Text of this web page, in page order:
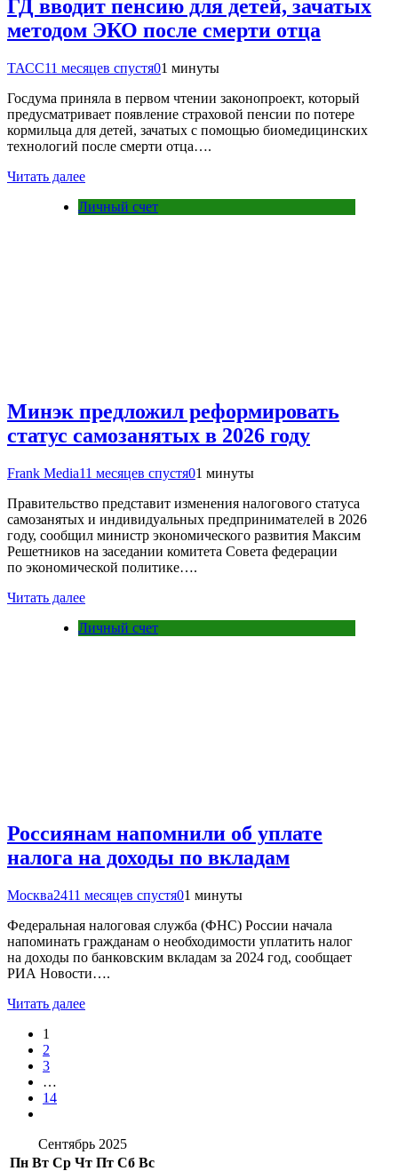
ГД вводит пенсию для детей, зачатых
методом ЭКО после смерти отца
ТАСС11 месяцев спустя01 минуты
Госдума приняла в первом чтении законопроект, который
предусматривает появление страховой пенсии по потере
кормильца для детей, зачатых с помощью биомедицинских
технологий после смерти отца….
Читать далее
Личный счет
Минэк предложил реформировать
статус самозанятых в 2026 году
Frank Media11 месяцев спустя01 минуты
Правительство представит изменения налогового статуса
самозанятых и индивидуальных предпринимателей в 2026
году, сообщил министр экономического развития Максим
Решетников на заседании комитета Совета федерации
по экономической политике….
Читать далее
Личный счет
Россиянам напомнили об уплате
налога на доходы по вкладам
Москва2411 месяцев спустя01 минуты
Федеральная налоговая служба (ФНС) России начала
напоминать гражданам о необходимости уплатить налог
на доходы по банковским вкладам за 2024 год, сообщает
РИА Новости….
Читать далее
1
2
3
…
14
Сентябрь 2025
Пн Вт Ср Чт Пт Сб Вс